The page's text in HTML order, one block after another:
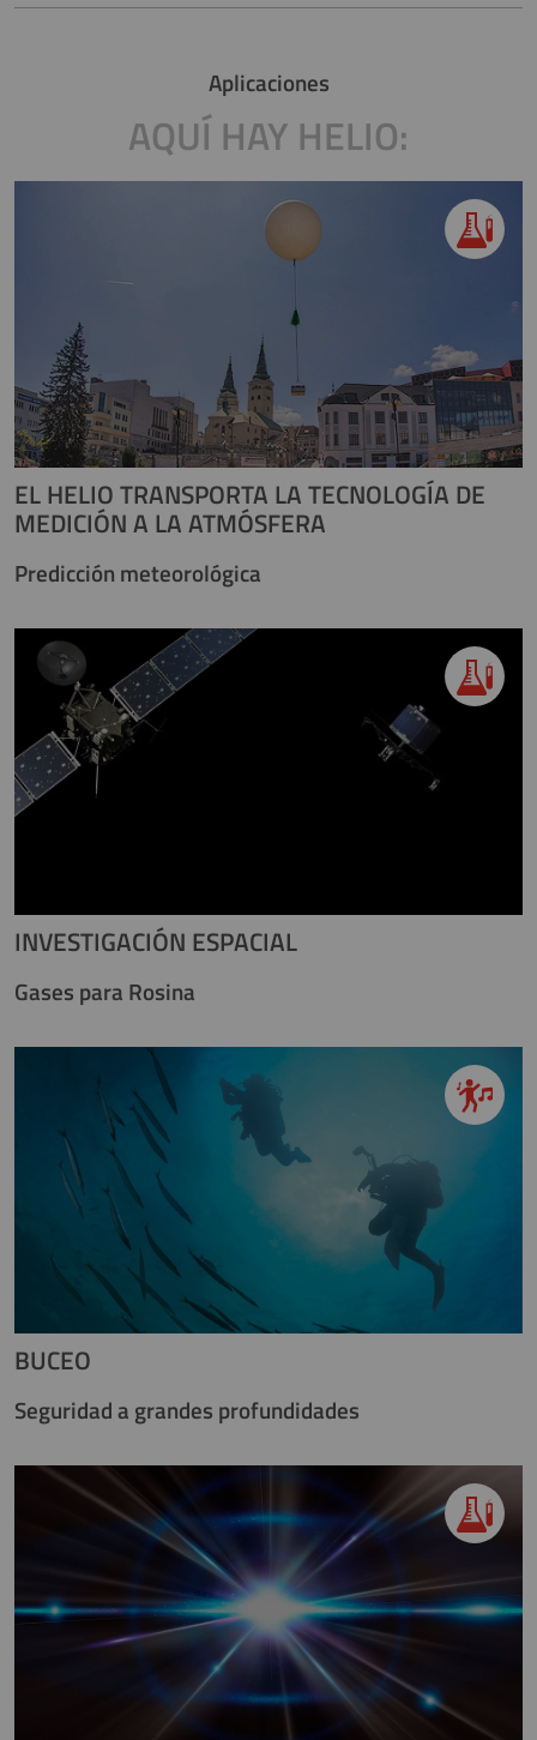
Aplicaciones
AQUÍ HAY HELIO:
EL HELIO TRANSPORTA LA TECNOLOGÍA DE
MEDICIÓN A LA ATMÓSFERA
Predicción meteorológica
INVESTIGACIÓN ESPACIAL
Gases para Rosina
BUCEO
Seguridad a grandes profundidades